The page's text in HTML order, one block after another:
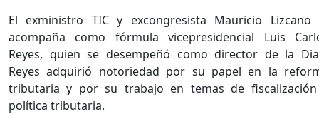
El exministro TIC y excongresista Mauricio Lizcano
acompaña como fórmula vicepresidencial Luis
Reyes, quien se desempeñó como director de la
Reyes adquirió notoriedad por su papel en la
tributaria y por su trabajo en temas de
política tributaria.